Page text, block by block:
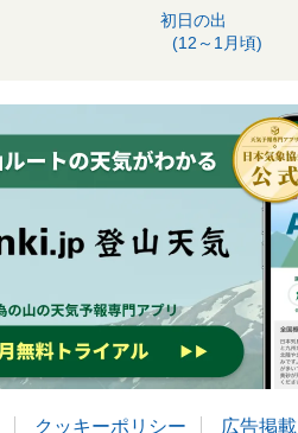
初日の出
(12～1月頃)
クッキーポリシー 広告掲載